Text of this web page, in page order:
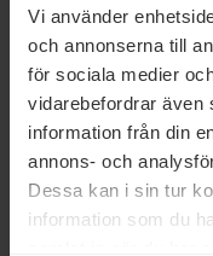
Vi använder
och annonserna till
för sociala medier
vidarebefordrar även
information från din
annons- och
Dessa kan i sin tur
information som du
695 kr